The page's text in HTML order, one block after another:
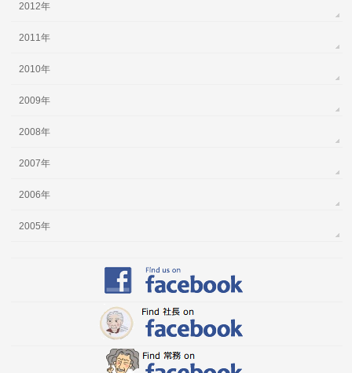
2012年
2011年
2010年
2009年
2008年
2007年
2006年
2005年